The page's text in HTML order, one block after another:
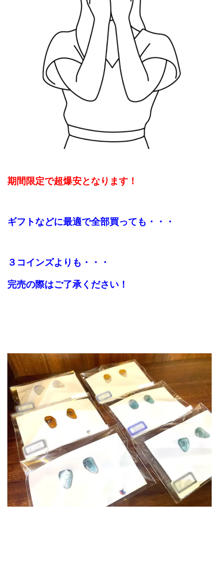
期間限定で超爆安となります！
ギフトなどに最適で全部買っても・・・
３コインズよりも・・・
完売の際はご了承ください！